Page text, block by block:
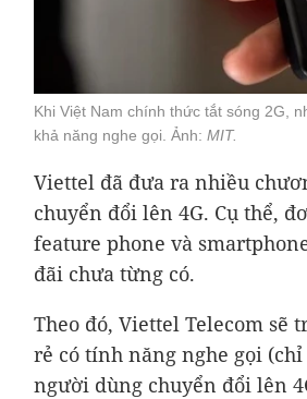
Khi Việt Nam chính thức tắt sóng 2G,
khả năng nghe gọi. Ảnh: MIT.
Viettel đã đưa ra nhiều
chuyển đổi lên 4G. Cụ thể,
feature phone và
đãi chưa từng có.
Theo đó, Viettel Telecom sẽ
rẻ có tính năng nghe gọi
người dùng chuyển đổi lên